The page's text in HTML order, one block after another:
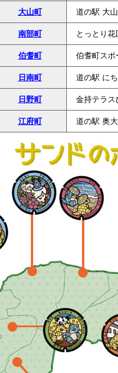
大山町 道の駅 大
南部町 とっとり花
伯耆町 伯耆町スポ
日南町 道の駅 に
日野町 金持テラス
江府町 道の駅 奥